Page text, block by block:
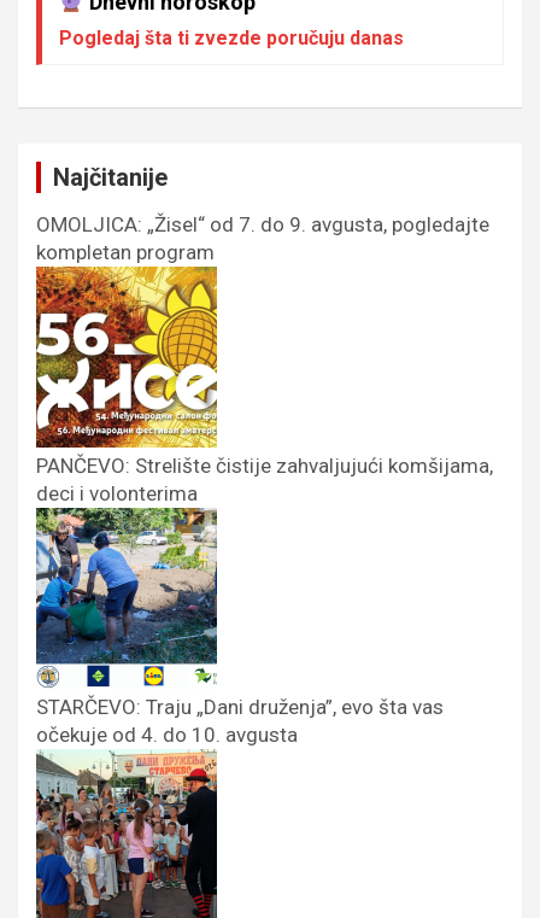
Pogledaj šta ti zvezde poručuju danas
Najčitanije
OMOLJICA: „Žisel“ od 7. do 9. avgusta, pogledajte
kompletan program
PANČEVO: Strelište čistije zahvaljujući komšijama,
deci i volonterima
STARČEVO: Traju „Dani druženja”, evo šta vas
očekuje od 4. do 10. avgusta